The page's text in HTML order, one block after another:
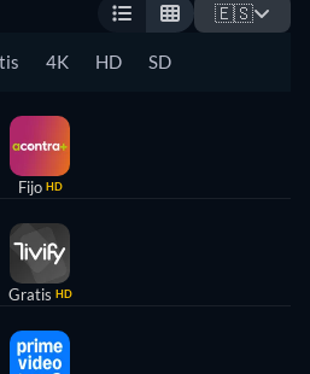
🇪🇸
4K HD SD
Fijo HD
Gratis HD